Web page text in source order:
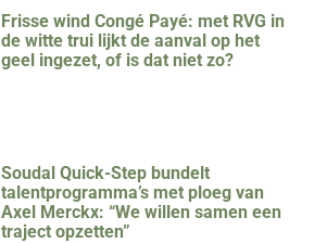
Frisse wind Congé Payé: met RVG in
de witte trui lijkt de aanval op het
geel ingezet, of is dat niet zo?
Soudal Quick-Step bundelt
talentprogramma’s met ploeg van
Axel Merckx: “We willen samen een
traject opzetten”